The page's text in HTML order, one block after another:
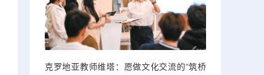
克罗地亚教师维塔：愿做文化交流的“筑桥